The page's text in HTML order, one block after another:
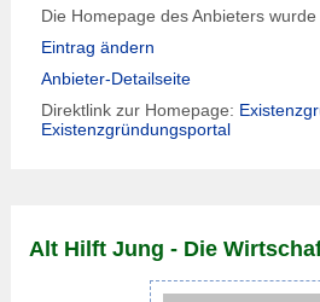
Die Homepage des Anbieters
Eintrag ändern
Anbieter-Detailseite
Direktlink zur Homepage:
Existenzgründungsportal
Alt Hilft Jung - Die